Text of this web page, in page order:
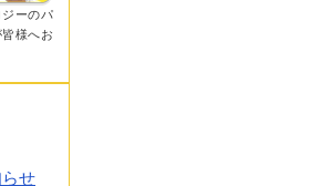
ジーのパ
様へお
せ